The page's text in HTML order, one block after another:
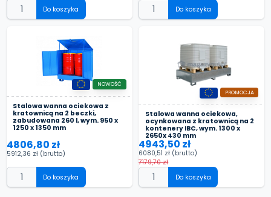
Do koszyka
Do koszyka
Stalowa wanna ociekowa z
kratownicą na 2 beczki,
zabudowana 260 l, wym. 950 x
1250 x 1350 mm
NOWOŚĆ
4806,80 zł
5912,36 zł (brutto)
Do koszyka
Stalowa wanna ociekowa,
ocynkowana z kratownicą na 2
kontenery IBC, wym. 1300 x
2650x 430 mm
PROMOCJA
4943,50 zł
6080,51 zł (brutto)
7179,70 zł
Do koszyka